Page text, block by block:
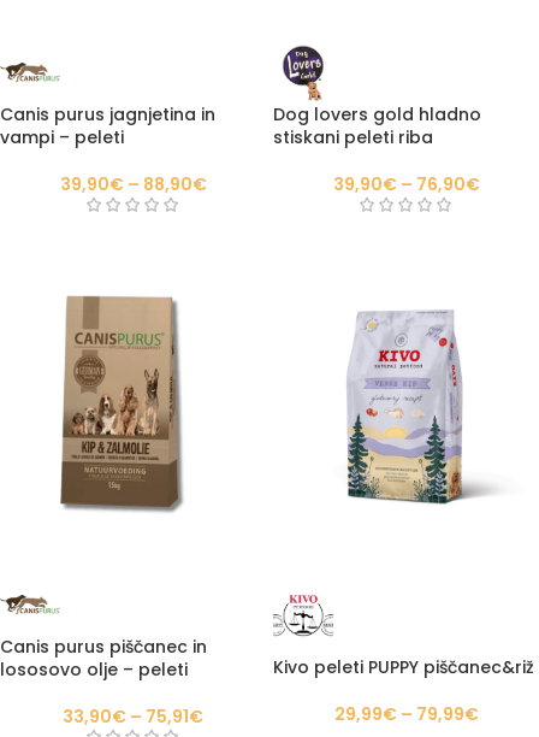
Canis purus jagnjetina in
vampi – peleti
39,90€ – 88,90€
Dog lovers gold hladno
stiskani peleti riba
39,90€ – 76,90€
Canis purus piščanec in
lososovo olje – peleti
33,90€ – 75,91€
Kivo peleti PUPPY piščanec&riž
29,99€ – 79,99€